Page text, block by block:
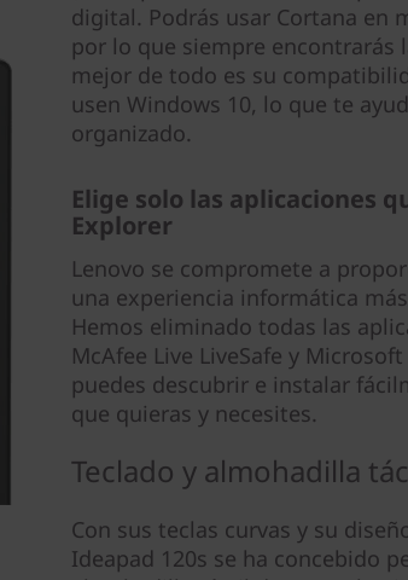
digital. Podrás usar Cortana en
por lo que siempre encontrarás
mejor de todo es su
usen Windows 10, lo que te
organizado.
Elige solo las aplicaciones
Explorer
Lenovo se compromete a
una experiencia informática
Hemos eliminado todas las
McAfee Live LiveSafe y
puedes descubrir e instalar
que quieras y necesites.
Teclado y almohadilla
Con sus teclas curvas y su
Ideapad 120s se ha concebido